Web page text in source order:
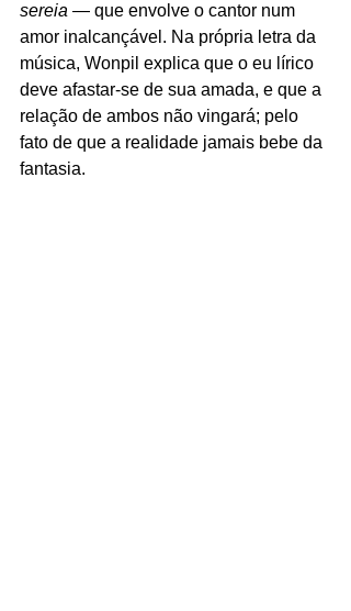
sereia — que envolve o cantor num
amor inalcançável. Na própria letra da
música, Wonpil explica que o eu lírico
deve afastar-se de sua amada, e que a
relação de ambos não vingará; pelo
fato de que a realidade jamais bebe da
fantasia.